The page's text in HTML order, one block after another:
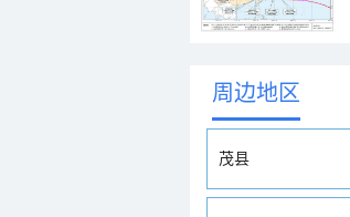
周边地区
茂县